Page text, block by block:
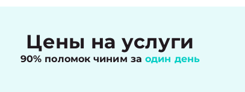
Цены на услуги
90% поломок чиним заодин день